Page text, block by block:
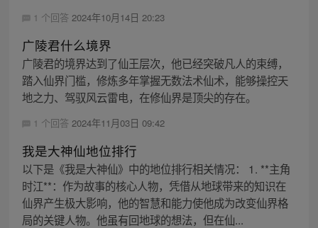
1 个回答 2024年10月14日 20:23
广陵君什么境界
广陵君的境界达到了仙王层次，他已经突破凡人的束缚，
踏入仙界门槛，修炼多年掌握无数法术仙术，能够操控天
地之力、驾驭风云雷电，在修仙界是顶尖的存在。
1 个回答 2024年11月03日 09:42
我是大神仙地位排行
以下是《我是大神仙》中的地位排行相关情况： 1. **主角
时江**：作为故事的核心人物，凭借从地球带来的知识在
仙界产生极大影响，他的智慧和能力使他成为改变仙界格
局的关键人物。他虽有回地球的想法，但在仙...